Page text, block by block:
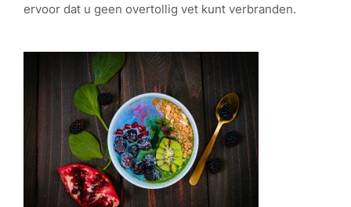
ervoor dat u geen overtollig vet kunt verbranden.